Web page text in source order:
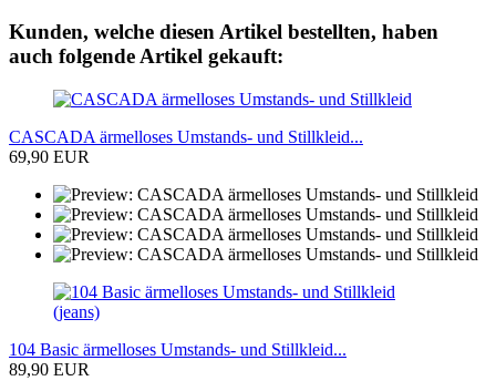
Kunden, welche diesen Artikel bestellten, haben
auch folgende Artikel gekauft:
CASCADA ärmelloses Umstands- und Stillkleid...
69,90 EUR
104 Basic ärmelloses Umstands- und Stillkleid...
89,90 EUR